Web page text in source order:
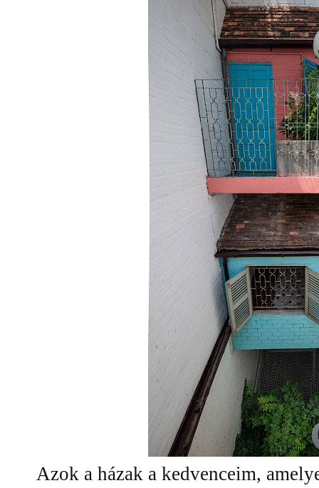
Azok a házak a kedvenceim,